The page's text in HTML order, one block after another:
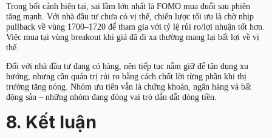
Trong bối cảnh hiện tại, sai lầm lớn nhất là FOMO mua đuổi sau phiên
tăng mạnh. Với nhà đầu tư chưa có vị thế, chiến lược tối ưu là chờ nhịp
pullback về vùng 1700–1720 để tham gia với tỷ lệ rủi ro/lợi nhuận tốt hơn.
Việc mua tại vùng breakout khi giá đã đi xa thường mang lại bất lợi về vị
thế.
Đối với nhà đầu tư đang có hàng, nên tiếp tục nắm giữ để tận dụng xu
hướng, nhưng cần quản trị rủi ro bằng cách chốt lời từng phần khi thị
trường tăng nóng. Nhóm ưu tiên vẫn là chứng khoán, ngân hàng và bất
động sản – những nhóm đang đóng vai trò dẫn dắt dòng tiền.
8. Kết luận